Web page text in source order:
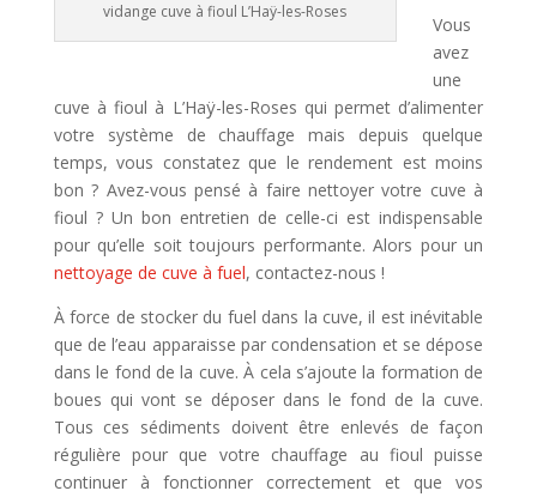
vidange cuve à fioul L’Haÿ-les-Roses
Vous
avez
une
cuve à fioul à L’Haÿ-les-Roses qui permet d’alimenter
votre système de chauffage mais depuis quelque
temps, vous constatez que le rendement est moins
bon ? Avez-vous pensé à faire nettoyer votre cuve à
fioul ? Un bon entretien de celle-ci est indispensable
pour qu’elle soit toujours performante. Alors pour un
nettoyage de cuve à fuel, contactez-nous !
À force de stocker du fuel dans la cuve, il est inévitable
que de l’eau apparaisse par condensation et se dépose
dans le fond de la cuve. À cela s’ajoute la formation de
boues qui vont se déposer dans le fond de la cuve.
Tous ces sédiments doivent être enlevés de façon
régulière pour que votre chauffage au fioul puisse
continuer à fonctionner correctement et que vos